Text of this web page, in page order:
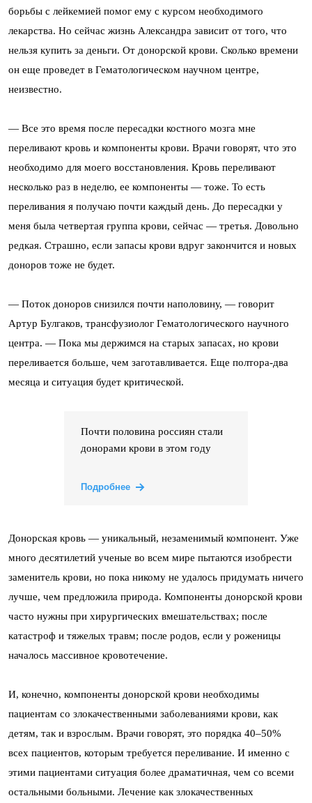
борьбы с лейкемией помог ему с курсом необходимого
лекарства. Но сейчас жизнь Александра зависит от того, что
нельзя купить за деньги. От донорской крови. Сколько времени
он еще проведет в Гематологическом научном центре,
неизвестно.
— Все это время после пересадки костного мозга мне
переливают кровь и компоненты крови. Врачи говорят, что это
необходимо для моего восстановления. Кровь переливают
несколько раз в неделю, ее компоненты — тоже. То есть
переливания я получаю почти каждый день. До пересадки у
меня была четвертая группа крови, сейчас — третья. Довольно
редкая. Страшно, если запасы крови вдруг закончится и новых
доноров тоже не будет.
— Поток доноров снизился почти наполовину, — говорит
Артур Булгаков, трансфузиолог Гематологического научного
центра. — Пока мы держимся на старых запасах, но крови
переливается больше, чем заготавливается. Еще полтора-два
месяца и ситуация будет критической.
Почти половина россиян стали
донорами крови в этом году
Подробнее
Донорская кровь — уникальный, незаменимый компонент. Уже
много десятилетий ученые во всем мире пытаются изобрести
заменитель крови, но пока никому не удалось придумать ничего
лучше, чем предложила природа. Компоненты донорской крови
часто нужны при хирургических вмешательствах; после
катастроф и тяжелых травм; после родов, если у роженицы
началось массивное кровотечение.
И, конечно, компоненты донорской крови необходимы
пациентам со злокачественными заболеваниями крови, как
детям, так и взрослым. Врачи говорят, это порядка 40–50%
всех пациентов, которым требуется переливание. И именно с
этими пациентами ситуация более драматичная, чем со всеми
остальными больными. Лечение как злокачественных